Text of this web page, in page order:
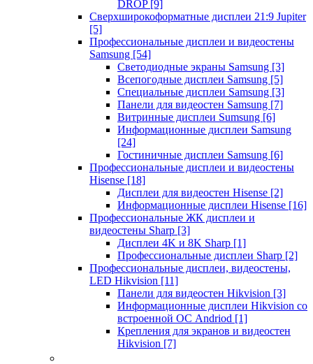
DROP [9]
Сверхширокоформатные дисплеи 21:9 Jupiter
[5]
Профессиональные дисплеи и видеостены
Samsung [54]
Светодиодные экраны Samsung [3]
Всепогодные дисплеи Samsung [5]
Специальные дисплеи Samsung [3]
Панели для видеостен Samsung [7]
Витринные дисплеи Sumsung [6]
Информационные дисплеи Samsung
[24]
Гостиничные дисплеи Samsung [6]
Профессиональные дисплеи и видеостены
Hisense [18]
Дисплеи для видеостен Hisense [2]
Информационные дисплеи Hisense [16]
Профессиональные ЖК дисплеи и
видеостены Sharp [3]
Дисплеи 4K и 8K Sharp [1]
Профессиональные дисплеи Sharp [2]
Профессиональные дисплеи, видеостены,
LED Hikvision [11]
Панели для видеостен Hikvision [3]
Информационные дисплеи Hikvision со
встроенной ОС Andriod [1]
Крепления для экранов и видеостен
Hikvision [7]